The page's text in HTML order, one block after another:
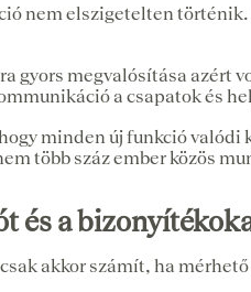
nem elszigetelten
gyors megvalósítása azért
a csapatok és
minden új funkció
több száz ember közös
és a
akkor számít, ha